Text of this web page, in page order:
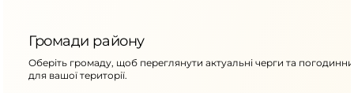
Громади району
Оберіть громаду, щоб переглянути актуальні черги та
для вашої території.